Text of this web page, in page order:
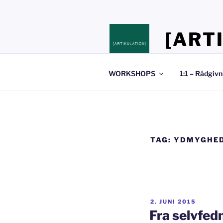
Stedet hvor du
WORKSHOPS 1:1 –
TAG:
UDGIVET
DEN
2. JUNI 2015
Fra